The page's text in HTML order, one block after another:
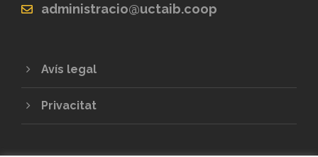
administracio@uctaib.coop
Avís legal
Privacitat